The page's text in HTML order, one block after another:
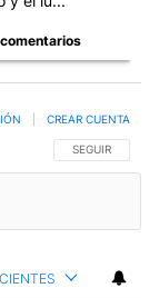
SIGA ESTA
SEGUIR
CREAR CUENTA